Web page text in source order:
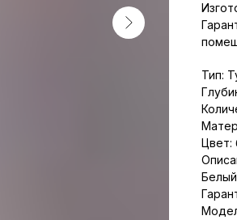
Тип:
Цвет: